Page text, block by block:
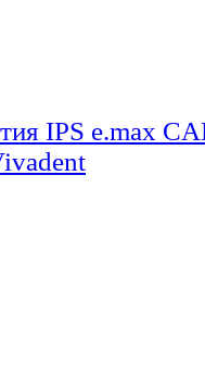
IPS e.max